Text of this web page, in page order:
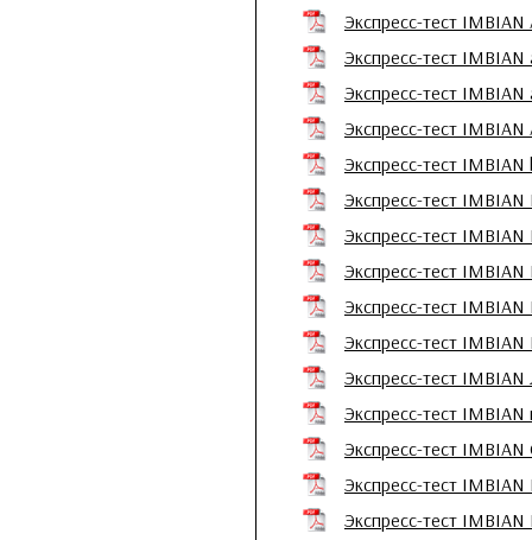
Экспресс-тест
Экспресс-тест
Экспресс-тест
Экспресс-тест
Экспресс-тест
Экспресс-тест
Экспресс-тест
Экспресс-тест
Экспресс-тест
Экспресс-тест
Экспресс-тест
Экспресс-тест
Экспресс-тест
Экспресс-тест
Экспресс-тест